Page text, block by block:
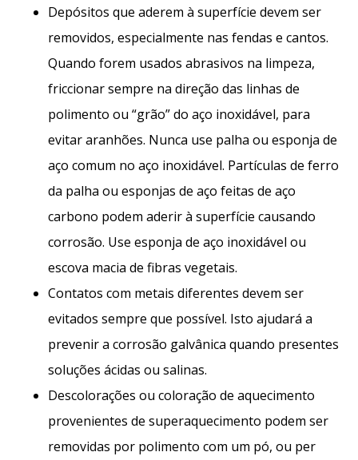
Depósitos que aderem à superfície devem ser
removidos, especialmente nas fendas e cantos.
Quando forem usados abrasivos na limpeza,
friccionar sempre na direção das linhas de
polimento ou “grão” do aço inoxidável, para
evitar aranhões. Nunca use palha ou esponja de
aço comum no aço inoxidável. Partículas de ferro
da palha ou esponjas de aço feitas de aço
carbono podem aderir à superfície causando
corrosão. Use esponja de aço inoxidável ou
escova macia de fibras vegetais.
Contatos com metais diferentes devem ser
evitados sempre que possível. Isto ajudará a
prevenir a corrosão galvânica quando presentes
soluções ácidas ou salinas.
Descolorações ou coloração de aquecimento
provenientes de superaquecimento podem ser
removidas por polimento com um pó, ou per